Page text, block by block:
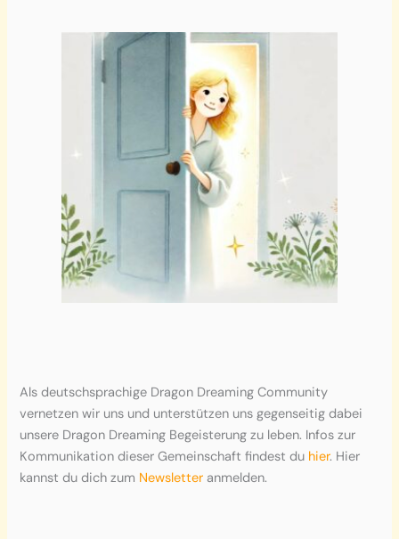
Als deutschsprachige Dragon Dreaming Community
vernetzen wir uns und unterstützen uns gegenseitig dabei
unsere Dragon Dreaming Begeisterung zu leben. Infos zur
Kommunikation dieser Gemeinschaft findest du hier. Hier
kannst du dich zum Newsletter anmelden.